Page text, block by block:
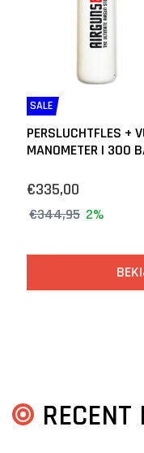
SALE
PERSLUCHTFLES +
MANOMETER | 300
€335,00
€344,95 2%
RECENT